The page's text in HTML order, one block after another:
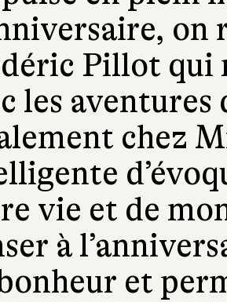
Pillot qui
les aventures
chez
vie et de
à
et